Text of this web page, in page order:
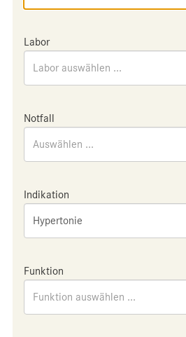
Labor
Labor auswählen ...
Notfall
Auswählen ...
Indikation
Hypertonie
Funktion
Funktion auswählen ...